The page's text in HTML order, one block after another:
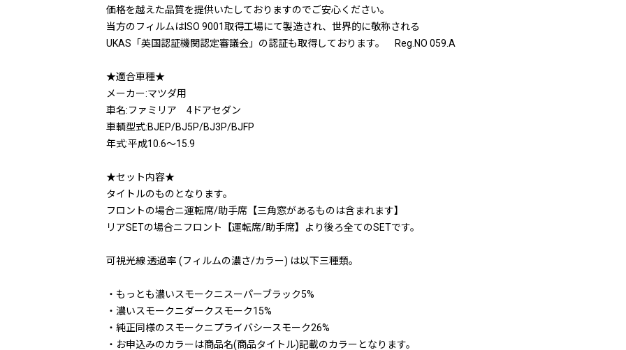
価格を越えた品質を提供いたしておりますのでご安心ください。
当方のフィルムはISO 9001取得工場にて製造され、世界的に敬称される
UKAS「英国認証機関認定審議会」の認証も取得しております。 Reg.NO 059.A
★適合車種★
メーカー:マツダ用
車名:ファミリア 4ドアセダン
車輌型式:BJEP/BJ5P/BJ3P/BJFP
年式:平成10.6〜15.9
★セット内容★
タイトルのものとなります。
フロントの場合ニ運転席/助手席【三角窓があるものは含まれます】
リアSETの場合ニフロント【運転席/助手席】より後ろ全てのSETです。
可視光線 透過率 (フィルムの濃さ/カラー) は以下三種類。
・もっとも濃いスモークニスーパーブラック5%
・濃いスモークニダークスモーク15%
・純正同様のスモークニプライバシースモーク26%
・お申込みのカラーは商品名(商品タイトル)記載のカラーとなります。